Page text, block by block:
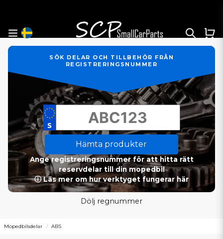
SÖK DELAR OCH TILLBEHÖR FRÅN
REGISTRERINGSNUMMER
Hämta produkter
Ange registreringsnummer för att hitta rätt
reservdelar till din mopedbil
ⓘ Läs mer om hur verktyget fungerar här
Dölj regnummer
Mopedbilsdelar ABS